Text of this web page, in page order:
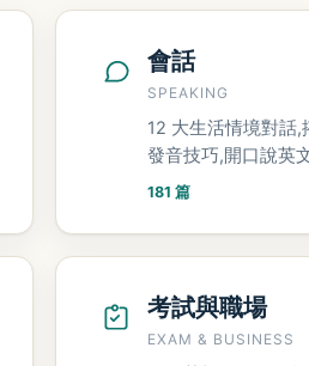
會話
SPEAKING
12 大生活情境對話,
發音技巧,開口說英文
181 篇
考試與職場
EXAM & BUSINESS